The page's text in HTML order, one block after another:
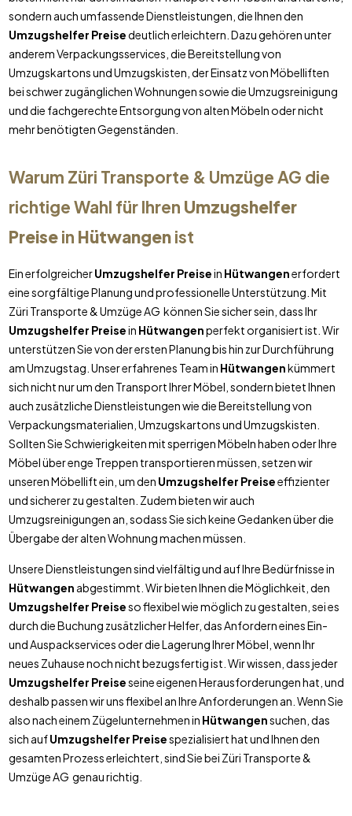
sondern auch umfassende Dienstleistungen, die Ihnen den
Umzugshelfer Preisedeutlich erleichtern. Dazu gehören unter
anderem Verpackungsservices, die Bereitstellung von
Umzugskartons und Umzugskisten, der Einsatz von Möbelliften
bei schwer zugänglichen Wohnungen sowie die Umzugsreinigung
und die fachgerechte Entsorgung von alten Möbeln oder nicht
mehr benötigten Gegenständen.
Warum Züri Transporte & Umzüge AG die
richtige Wahl für Ihren Umzugshelfer
Preisein Hütwangenist
Ein erfolgreicherUmzugshelfer Preisein Hütwangenerfordert
eine sorgfältige Planung und professionelle Unterstützung. Mit
Züri Transporte & Umzüge AG können Sie sicher sein, dass Ihr
Umzugshelfer Preisein Hütwangenperfekt organisiert ist. Wir
unterstützen Sie von der ersten Planung bis hin zur Durchführung
am Umzugstag. Unser erfahrenes Team in Hütwangenkümmert
sich nicht nur um den Transport Ihrer Möbel, sondern bietet Ihnen
auch zusätzliche Dienstleistungen wie die Bereitstellung von
Verpackungsmaterialien, Umzugskartons und Umzugskisten.
Sollten Sie Schwierigkeiten mit sperrigen Möbeln haben oder Ihre
Möbel über enge Treppen transportieren müssen, setzen wir
unseren Möbellift ein, um den Umzugshelfer Preiseeffizienter
und sicherer zu gestalten. Zudem bieten wir auch
Umzugsreinigungen an, sodass Sie sich keine Gedanken über die
Übergabe der alten Wohnung machen müssen.
Unsere Dienstleistungen sind vielfältig und auf Ihre Bedürfnisse in
Hütwangen abgestimmt. Wir bieten Ihnen die Möglichkeit, den
Umzugshelfer Preiseso flexibel wie möglich zu gestalten, sei es
durch die Buchung zusätzlicher Helfer, das Anfordern eines Ein-
und Auspackservices oder die Lagerung Ihrer Möbel, wenn Ihr
neues Zuhause noch nicht bezugsfertig ist. Wir wissen, dass jeder
Umzugshelfer Preiseseine eigenen Herausforderungen hat, und
deshalb passen wir uns flexibel an Ihre Anforderungen an. Wenn Sie
also nach einem Zügelunternehmen in Hütwangensuchen, das
sich aufUmzugshelfer Preisespezialisiert hat und Ihnen den
gesamten Prozess erleichtert, sind Sie bei Züri Transporte &
Umzüge AG genau richtig.